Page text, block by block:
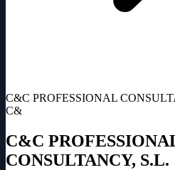
C&C PROFESSIONAL
C&
C&C
CONSULTANCY, S.L.